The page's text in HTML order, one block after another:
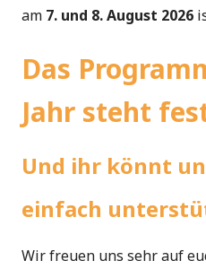
am 7. und 8. August 2026
Das
Jahr steht
Und ihr könnt
einfach
Wir freuen uns sehr auf